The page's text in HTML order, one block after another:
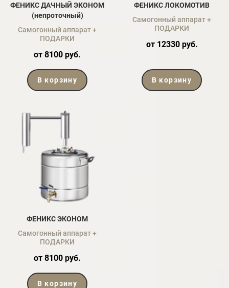
ФЕНИКС ДАЧНЫЙ ЭКОНОМ
(непроточный)
Самогонный аппарат +
ПОДАРКИ
от 8100 руб.
В корзину
ФЕНИКС ЛОКОМОТИВ
Самогонный аппарат +
ПОДАРКИ
от 12330 руб.
В корзину
ФЕНИКС ЭКОНОМ
Самогонный аппарат +
ПОДАРКИ
от 8100 руб.
В корзину